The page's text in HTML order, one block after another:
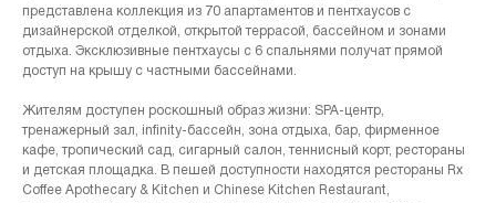
представлена коллекция из 70 апартаментов и пентхаусов с
дизайнерской отделкой, открытой террасой, бассейном и зонами
отдыха. Эксклюзивные пентхаусы с 6 спальнями получат прямой
доступ на крышу с частными бассейнами.
Жителям доступен роскошный образ жизни: SPA-центр,
тренажерный зал, infinity-бассейн, зона отдыха, бар, фирменное
кафе, тропический сад, сигарный салон, теннисный корт, рестораны
и детская площадка. В пешей доступности находятся рестораны Rx
Coffee Apothecary & Kitchen и Chinese Kitchen Restaurant,